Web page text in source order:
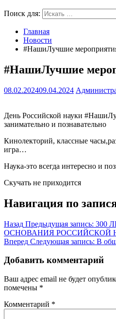
Поиск для:
Главная
Новости
#НашиЛучшие
#НашиЛучшие
08.02.202409.04.2024
День Российской науки
занимательно и познавательно
Кинолекторий, классные
игра…
Наука-это всегда интересно и
Скучать не приходится
Навигация по
Назад Предыдущая запись: 300
ОСНОВАНИЯ РОССИЙСКОЙ
Вперед Следующая запись: В
Добавить комментарий
Ваш адрес email не будет
помечены *
Комментарий *